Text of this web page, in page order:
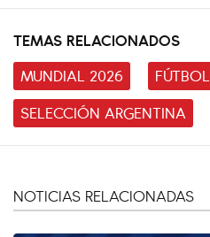
TEMAS RELACIONADOS
MUNDIAL 2026
FÚTBOL
SELECCIÓN ARGENTINA
NOTICIAS RELACIONADAS